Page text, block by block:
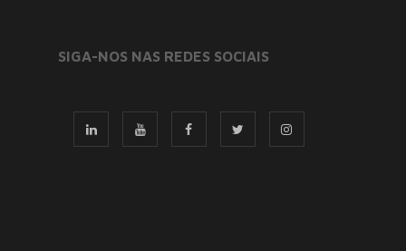
SIGA-NOS NAS REDES SOCIAIS